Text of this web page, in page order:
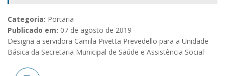
Categoria: Portaria
Publicado em: 07 de agosto de 2019
Designa a servidora Camila Pivetta Prevedello para a Unidade
Básica da Secretaria Municipal de Saúde e Assistência Social